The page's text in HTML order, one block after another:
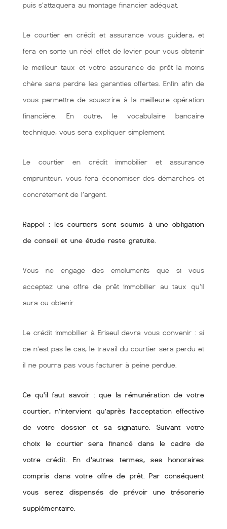
puis s'attaquera au montage financier adéquat.
Le courtier en crédit et assurance vous guidera, et
fera en sorte un réel effet de levier pour vous obtenir
le meilleur taux et votre assurance de prêt la moins
chère sans perdre les garanties offertes. Enfin afin de
vous permettre de souscrire à la meilleure opération
financière. En outre, le vocabulaire bancaire
technique, vous sera expliquer simplement.
Le courtier en crédit immobilier et assurance
emprunteur, vous fera économiser des démarches et
concrétement de l’argent.
Rappel : les courtiers sont soumis à une obligation
de conseil et une étude reste gratuite.
Vous ne engagé des émoluments que si vous
acceptez une offre de prêt immobilier au taux qu'il
aura ou obtenir.
Le crédit immobilier à Eriseul devra vous convenir : si
ce n’est pas le cas, le travail du courtier sera perdu et
il ne pourra pas vous facturer à peine perdue.
Ce qu'il faut savoir : que la rémunération de votre
courtier, n’intervient qu’après l’acceptation effective
de votre dossier et sa signature. Suivant votre
choix le courtier sera financé dans le cadre de
votre crédit. En d'autres termes, ses honoraires
compris dans votre offre de prêt. Par conséquent
vous serez dispensés de prévoir une trésorerie
supplémentaire.